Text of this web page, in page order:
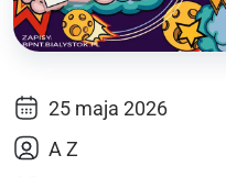
25 maja 2026
A Z